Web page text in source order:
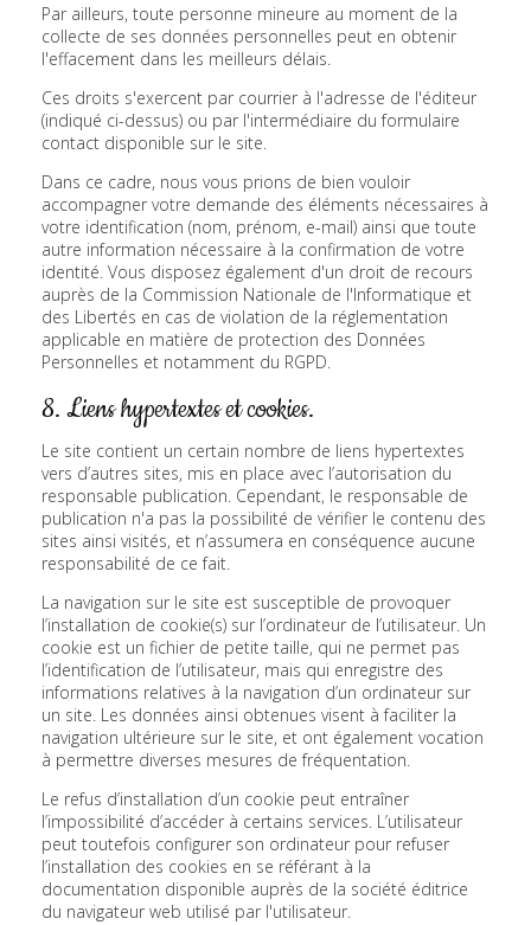
Par ailleurs, toute personne mineure au moment de la
collecte de ses données personnelles peut en obtenir
l'effacement dans les meilleurs délais.
Ces droits s'exercent par courrier à l'adresse de l'éditeur
(indiqué ci-dessus) ou par l'intermédiaire du formulaire
contact disponible sur le site.
Dans ce cadre, nous vous prions de bien vouloir
accompagner votre demande des éléments nécessaires à
votre identification (nom, prénom, e-mail) ainsi que toute
autre information nécessaire à la confirmation de votre
identité. Vous disposez également d'un droit de recours
auprès de la Commission Nationale de l'Informatique et
des Libertés en cas de violation de la réglementation
applicable en matière de protection des Données
Personnelles et notamment du RGPD.
8. Liens hypertextes et cookies.
Le site contient un certain nombre de liens hypertextes
vers d’autres sites, mis en place avec l’autorisation du
responsable publication. Cependant, le responsable de
publication n'a pas la possibilité de vérifier le contenu des
sites ainsi visités, et n’assumera en conséquence aucune
responsabilité de ce fait.
La navigation sur le site est susceptible de provoquer
l’installation de cookie(s) sur l’ordinateur de l’utilisateur. Un
cookie est un fichier de petite taille, qui ne permet pas
l’identification de l’utilisateur, mais qui enregistre des
informations relatives à la navigation d’un ordinateur sur
un site. Les données ainsi obtenues visent à faciliter la
navigation ultérieure sur le site, et ont également vocation
à permettre diverses mesures de fréquentation.
Le refus d’installation d’un cookie peut entraîner
l’impossibilité d’accéder à certains services. L’utilisateur
peut toutefois configurer son ordinateur pour refuser
l’installation des cookies en se référant à la
documentation disponible auprès de la société éditrice
du navigateur web utilisé par l'utilisateur.